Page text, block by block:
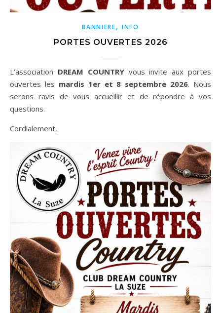
BANNIERE, INFO
PORTES OUVERTES 2026
L’association DREAM COUNTRYvous invite aux portes
ouvertes les mardis 1er et 8 septembre 2026. Nous
serons ravis de vous accueillir et de répondre à vos
questions.
Cordialement,